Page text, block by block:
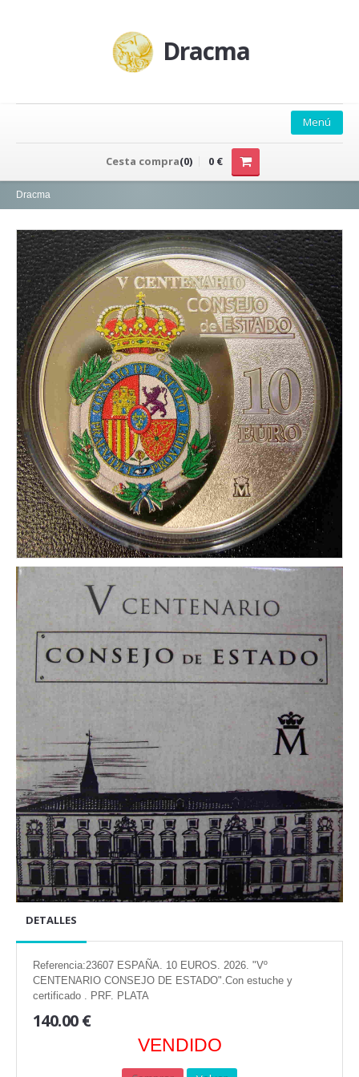
Dracma
Menú
QUIÉNES SOMOS
CONTACTO
CATÁLOGO
CATÁLOGO EXCEL
CONDICIONES DE ENVÍO
Cesta compra(0) 0 €
Dracma
DETALLES
Referencia:23607 ESPAÑA. 10 EUROS. 2026. "Vº
CENTENARIO CONSEJO DE ESTADO".Con estuche y
certificado . PRF. PLATA
140.00 €
VENDIDO